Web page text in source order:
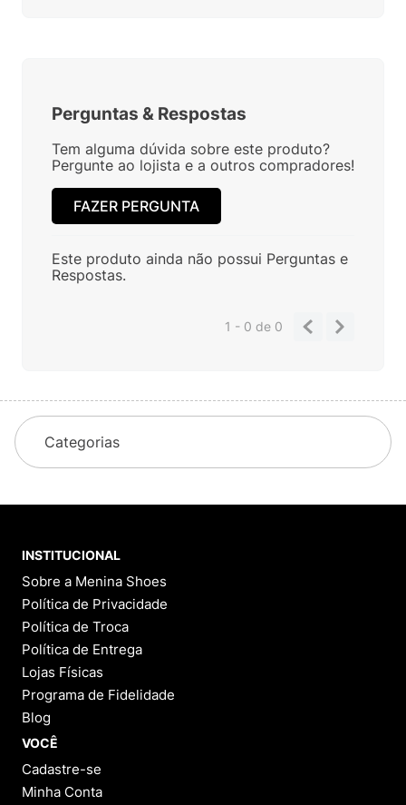
Perguntas & Respostas
Tem alguma dúvida sobre este produto?
Pergunte ao lojista e a outros compradores!
FAZER PERGUNTA
Este produto ainda não possui Perguntas e
Respostas.
1 - 0de 0
Categorias
INSTITUCIONAL
Sobre a Menina Shoes
Política de Privacidade
Política de Troca
Política de Entrega
Lojas Físicas
Programa de Fidelidade
Blog
VOCÊ
Cadastre-se
Minha Conta